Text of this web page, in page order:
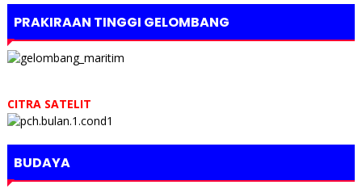
PRAKIRAAN TINGGI GELOMBANG
CITRA SATELIT
BUDAYA